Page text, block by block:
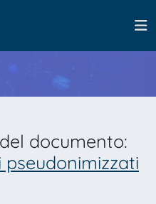
documento: